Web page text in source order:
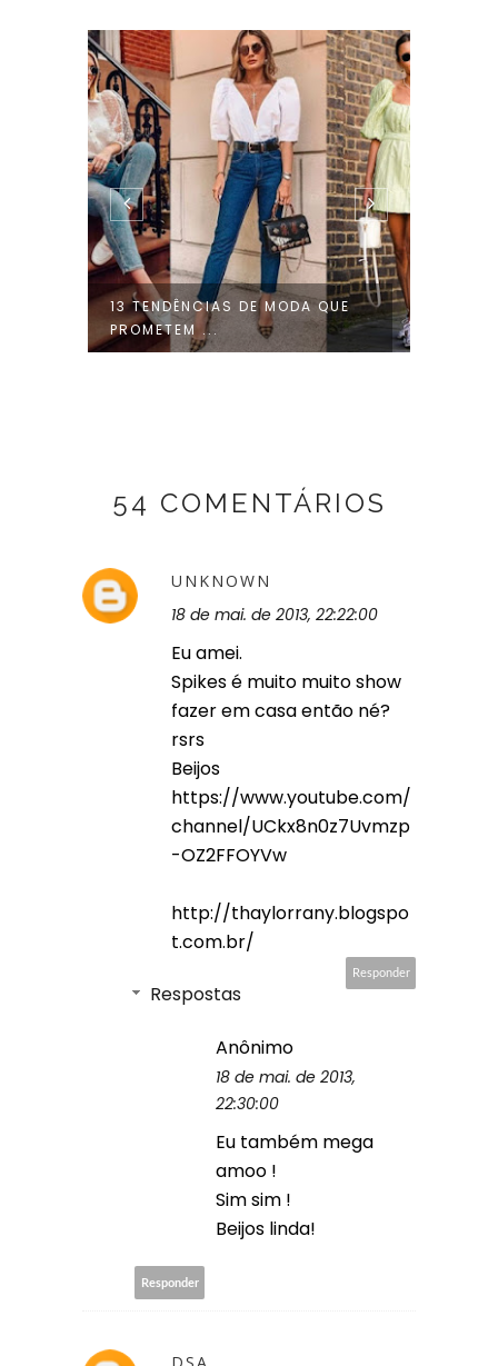
13 TENDÊNCIAS DE MODA QUE
PROMETEM ...
54 COMENTÁRIOS
UNKNOWN
18 de mai. de 2013, 22:22:00
Eu amei.
Spikes é muito muito show
fazer em casa então né?
rsrs
Beijos
https://www.youtube.com/
channel/UCkx8n0z7Uvmzp
-OZ2FFOYVw
http://thaylorrany.blogspo
t.com.br/
Responder
Respostas
Anônimo
18 de mai. de 2013,
22:30:00
Eu também mega
amoo !
Sim sim !
Beijos linda!
Responder